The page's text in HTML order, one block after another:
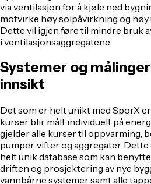
via ventilasjon for å kjøle ned
motvirke høy solpåvirkning og høy
Dette vil igjen føre til mindre bruk
i ventilasjonsaggregatene.
Systemer og
innsikt
Det som er helt unikt med SporX
kurser blir målt individuelt på
gjelder alle kurser til oppvarming,
pumper, vifter og aggregater.
helt unik database som kan
driften og prosjektering av nye
vannbårne systemer samt alle